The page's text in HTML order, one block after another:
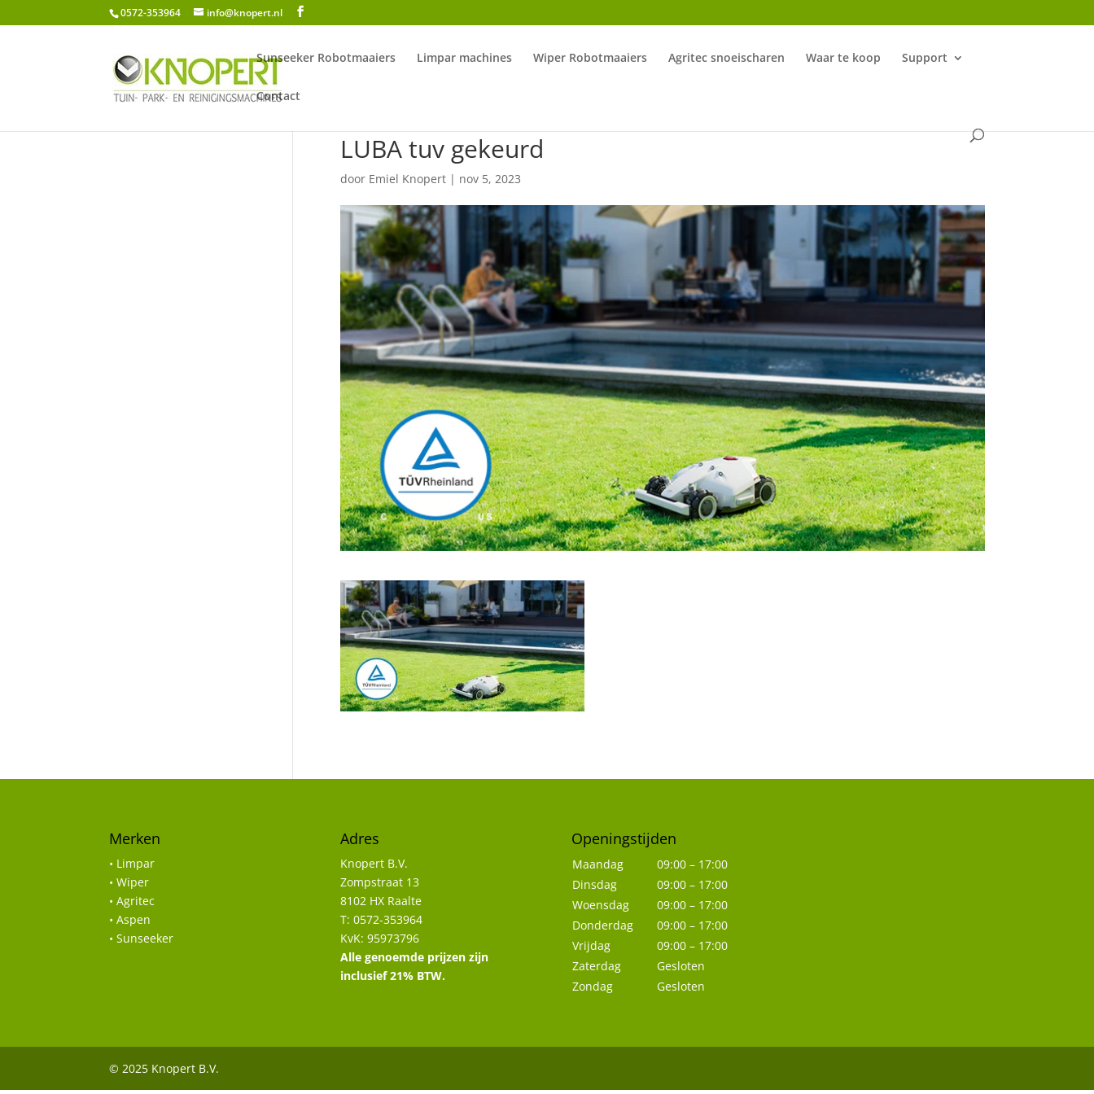
0572-353964 info@knopert.nl
Sunseeker Robotmaaiers Limpar machines Wiper Robotmaaiers Agritec snoeischaren Waar te koop Support
Contact
LUBA tuv gekeurd
door Emiel Knopert| nov 5, 2023
Merken
• Limpar
• Wiper
• Agritec
• Aspen
• Sunseeker
Adres
Knopert B.V.
Zompstraat 13
8102 HX Raalte
T: 0572-353964
KvK: 95973796
Alle genoemde prijzen zijn
inclusief 21% BTW.
Openingstijden
Maandag
09:00 – 17:00
Dinsdag
09:00 – 17:00
Woensdag
09:00 – 17:00
Donderdag
09:00 – 17:00
Vrijdag
09:00 – 17:00
Zaterdag
Gesloten
Zondag
Gesloten
© 2025 Knopert B.V.